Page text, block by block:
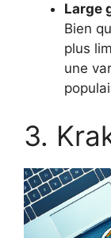
Large
Bien
plus
une
3.